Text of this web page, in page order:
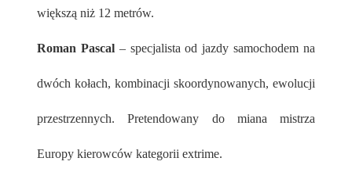
większą niż 12 metrów.
Roman Pascal– specjalista od jazdy samochodem na
dwóch kołach, kombinacji skoordynowanych, ewolucji
przestrzennych. Pretendowany do miana mistrza
Europy kierowców kategorii extrime.